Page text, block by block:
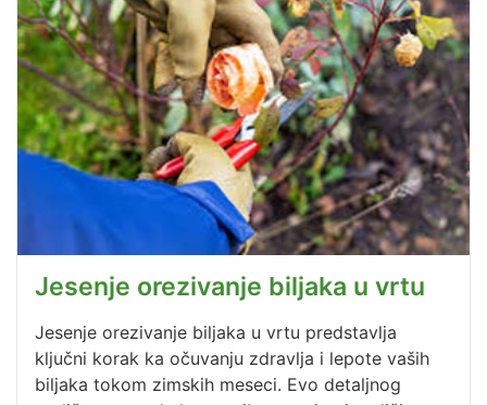
Jesenje orezivanje biljaka u vrtu
Jesenje orezivanje biljaka u vrtu predstavlja
ključni korak ka očuvanju zdravlja i lepote vaših
biljaka tokom zimskih meseci. Evo detaljnog